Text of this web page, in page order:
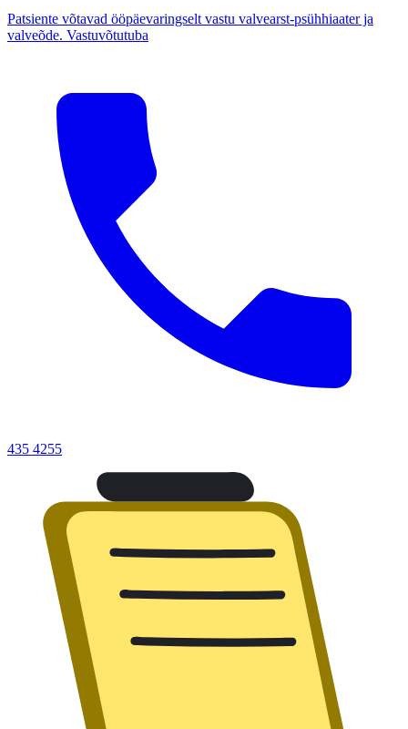
Patsiente võtavad ööpäevaringselt vastu valvearst-psühhiaater ja
valveõde. Vastuvõtutuba
435 4255